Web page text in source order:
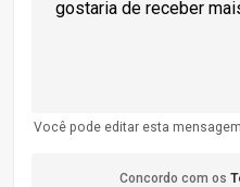
Você pode editar esta
Concordo com os